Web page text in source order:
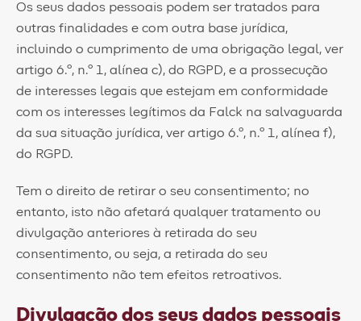
Os seus dados pessoais podem ser tratados para
outras finalidades e com outra base jurídica,
incluindo o cumprimento de uma obrigação legal, ver
artigo 6.º, n.º 1, alínea c), do RGPD, e a prossecução
de interesses legais que estejam em conformidade
com os interesses legítimos da Falck na salvaguarda
da sua situação jurídica, ver artigo 6.º, n.º 1, alínea f),
do RGPD.
Tem o direito de retirar o seu consentimento; no
entanto, isto não afetará qualquer tratamento ou
divulgação anteriores à retirada do seu
consentimento, ou seja, a retirada do seu
consentimento não tem efeitos retroativos.
Divulgação dos seus dados pessoais